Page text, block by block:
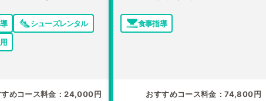
シューズレンタル
めコース料金 24,000円
食事指導
おすすめコース料金 74,800円